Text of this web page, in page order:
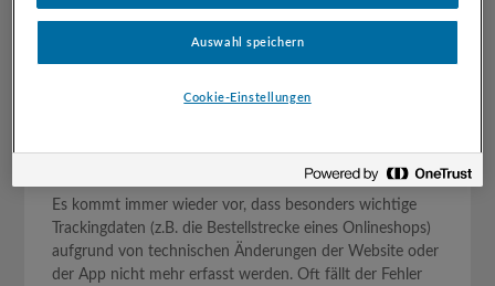
GA4 Recipes: Automatisiertes Testen der
Google Analytics Implementierung
Es kommt immer wieder vor, dass besonders wichtige
Trackingdaten (z.B. die Bestellstrecke eines Onlineshops)
aufgrund von technischen Änderungen der Website oder
der App nicht mehr erfasst werden. Oft fällt der Fehler
Auswahl speichern
Cookie-Einstellungen